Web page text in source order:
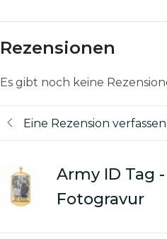
Rezensionen
Es gibt noch keine
Eine Rezension verfassen
Army ID Tag
Fotogravur